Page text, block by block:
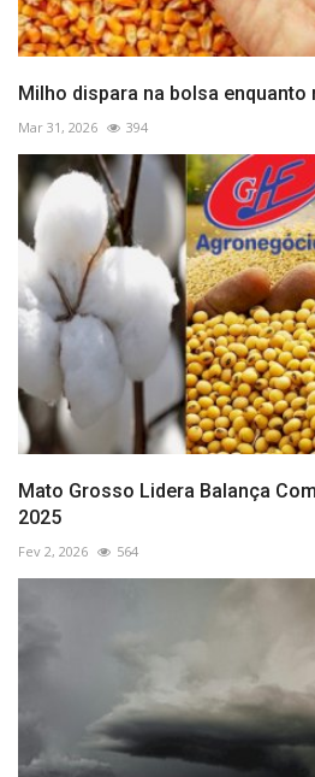
Milho dispara na bolsa enquanto
Mar 31, 2026 394
Mato Grosso Lidera Balança
2025
Fev 2, 2026 564